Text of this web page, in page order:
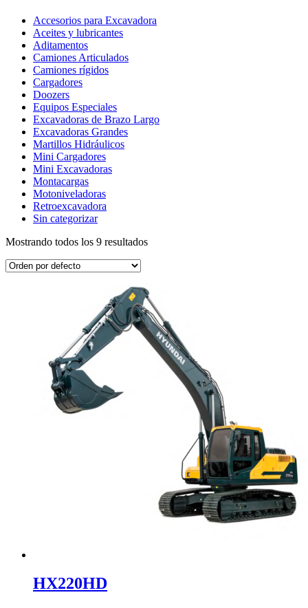
Accesorios para Excavadora
Aceites y lubricantes
Aditamentos
Camiones Articulados
Camiones rígidos
Cargadores
Doozers
Equipos Especiales
Excavadoras de Brazo Largo
Excavadoras Grandes
Martillos Hidráulicos
Mini Cargadores
Mini Excavadoras
Montacargas
Motoniveladoras
Retroexcavadora
Sin categorizar
Mostrando todos los 9 resultados
HX220HD